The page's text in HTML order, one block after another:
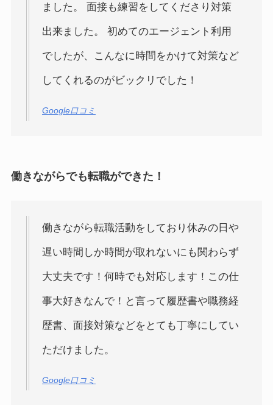
ました。 面接も練習をしてくださり対策
出来ました。 初めてのエージェント利用
でしたが、こんなに時間をかけて対策など
してくれるのがビックリでした！
Google口コミ
働きながらでも転職ができた！
働きながら転職活動をしており休みの日や
遅い時間しか時間が取れないにも関わらず
大丈夫です！何時でも対応します！この仕
事大好きなんで！と言って履歴書や職務経
歴書、面接対策などをとても丁寧にしてい
ただけました。
Google口コミ